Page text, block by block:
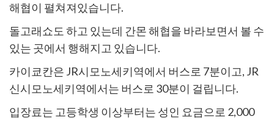
해협이 펼쳐져있습니다.
돌고래쇼도 하고 있는데 간몬 해협을 바라보면서 볼 수
있는 곳에서 행해지고 있습니다.
카이쿄칸은 JR시모노세키역에서 버스로 7분이고, JR
신시모노세키역에서는 버스로 30분이 걸립니다.
입장료는 고등학생 이상부터는 성인 요금으로 2,000